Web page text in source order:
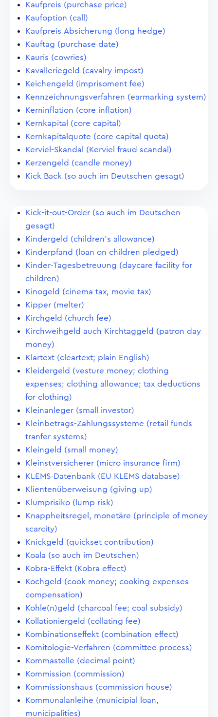
Kaufpreis (purchase price)
Kaufoption (call)
Kaufpreis-Absicherung (long hedge)
Kauftag (purchase date)
Kauris (cowries)
Kavalleriegeld (cavalry impost)
Keichengeld (imprisoment fee)
Kennzeichnungsverfahren (earmarking system)
Kerninflation (core inflation)
Kernkapital (core capital)
Kernkapitalquote (core capital quota)
Kerviel-Skandal (Kerviel fraud scandal)
Kerzengeld (candle money)
Kick Back (so auch im Deutschen gesagt)
Kick-it-out-Order (so auch im Deutschen
gesagt)
Kindergeld (children's allowance)
Kinderpfand (loan on children pledged)
Kinder-Tagesbetreuung (daycare facility for
children)
Kinogeld (cinema tax, movie tax)
Kipper (melter)
Kirchgeld (church fee)
Kirchweihgeld auch Kirchtaggeld (patron day
money)
Klartext (cleartext; plain English)
Kleidergeld (vesture money; clothing
expenses; clothing allowance; tax deductions
for clothing)
Kleinanleger (small investor)
Kleinbetrags-Zahlungssysteme (retail funds
tranfer systems)
Kleingeld (small money)
Kleinstversicherer (micro insurance firm)
KLEMS-Datenbank (EU KLEMS database)
Klientenüberweisung (giving up)
Klumprisiko (lump risk)
Knappheitsregel, monetäre (principle of money
scarcity)
Knickgeld (quickset contribution)
Koala (so auch im Deutschen)
Kobra-Effekt (Kobra effect)
Kochgeld (cook money; cooking expenses
compensation)
Kohle(n)geld (charcoal fee; coal subsidy)
Kollationiergeld (collating fee)
Kombinationseffekt (combination effect)
Komitologie-Verfahren (committee process)
Kommastelle (decimal point)
Kommission (commission)
Kommissionshaus (commission house)
Kommunalanleihe (municipial loan,
municipalities)